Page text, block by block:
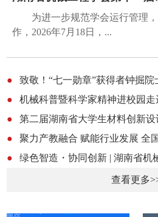
为进一步规范学会运行管理
作，2026年7月18日，...
●
致敬！“七一勋章”获得者钟掘院
●
机械科普暨科学家精神进校园走
●
第二届湖南省大学生材料创新设
●
聚力产教融合 赋能行业发展 全
●
绿色智造・协同创新 | 湖南省机
查看更多